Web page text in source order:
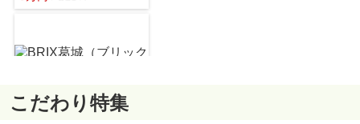
こだわり特集